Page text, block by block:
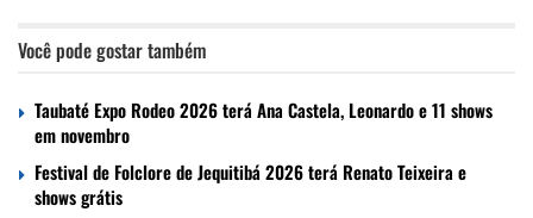
Você pode gostar também
Taubaté Expo Rodeo 2026 terá Ana Castela, Leonardo e 11 shows
em novembro
Festival de Folclore de Jequitibá 2026 terá Renato Teixeira e
shows grátis